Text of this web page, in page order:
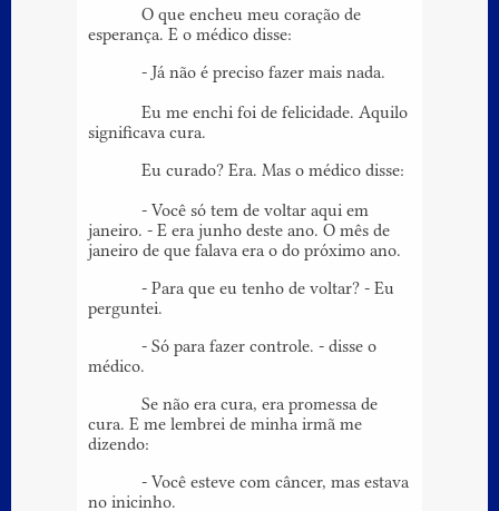
O que encheu meu coração de
esperança. E o médico disse:
- Já não é preciso fazer mais nada.
Eu me enchi foi de felicidade. Aquilo
significava cura.
Eu curado? Era. Mas o médico disse:
- Você só tem de voltar aqui em
janeiro. - E era junho deste ano. O mês de
janeiro de que falava era o do próximo ano.
- Para que eu tenho de voltar? - Eu
perguntei.
- Só para fazer controle. - disse o
médico.
Se não era cura, era promessa de
cura. E me lembrei de minha irmã me
dizendo:
- Você esteve com câncer, mas estava
no inicinho.